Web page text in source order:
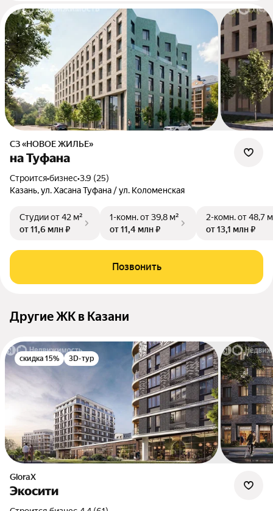
СЗ «НОВОЕ ЖИЛЬЕ»
на Туфана
Строится•бизнес•3.9 (25)
Казань, ул. Хасана Туфана / ул. Коломенская
Студииот 42 м²
от 11,6 млн ₽
1-комн.от 39,8 м²
от 11,4 млн ₽
2-комн.от 48,7
от 13,1 млн ₽
Позвонить
Другие ЖК в Казани
скидка 15% 3D-тур
GloraX
Экосити